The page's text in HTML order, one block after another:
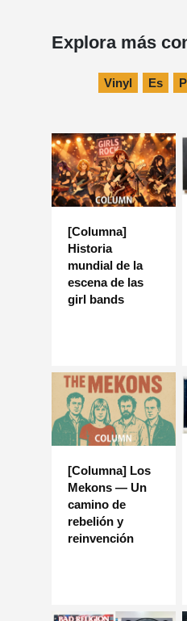
Explora más
Vinyl Es
[Columna]
Historia
mundial de la
escena de las
girl bands
[Columna] Los
Mekons — Un
camino de
rebelión y
reinvención